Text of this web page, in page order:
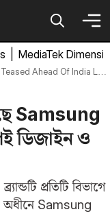
MediaTek
Of India Launch Under Rs 10000
Samsung
ডিজাইন ও
প্রতিটি বিভাগে
অধীনে Samsung